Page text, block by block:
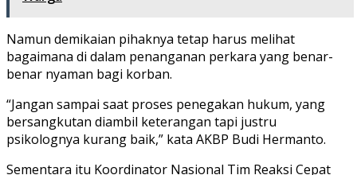
Namun demikaian pihaknya tetap harus melihat
bagaimana di dalam penanganan perkara yang benar-
benar nyaman bagi korban.
“Jangan sampai saat proses penegakan hukum, yang
bersangkutan diambil keterangan tapi justru
psikolognya kurang baik,” kata AKBP Budi Hermanto.
Sementara itu Koordinator Nasional Tim Reaksi Cepat